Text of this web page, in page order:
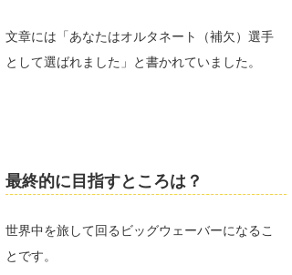
文章には「あなたはオルタネート（補欠）選手
として選ばれました」と書かれていました。
最終的に目指すところは？
世界中を旅して回るビッグウェーバーになるこ
とです。